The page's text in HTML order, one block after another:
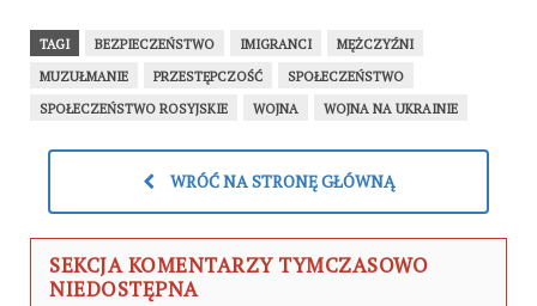
TAGI BEZPIECZEŃSTWO IMIGRANCI
MĘŻCZYŹNI
MUZUŁMANIE
PRZESTĘPCZOŚĆ
SPOŁECZEŃSTWO
SPOŁECZEŃSTWO ROSYJSKIE
WOJNA WOJNA NA UKRAINIE
WRÓĆ NA STRONĘ GŁÓWNĄ
SEKCJA KOMENTARZY TYMCZASOWO
NIEDOSTĘPNA